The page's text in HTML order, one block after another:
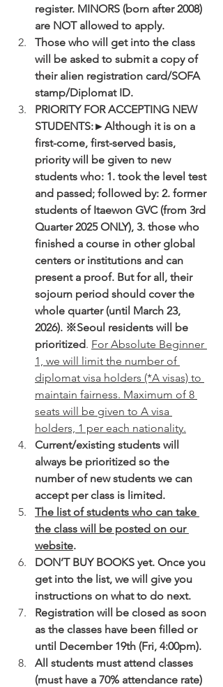
register. MINORS (born after 2008)
are NOT allowed to apply.
Those who will get into the class
will be asked to submit a copy of
their alien registration card/SOFA
stamp/Diplomat ID.
PRIORITY FOR ACCEPTING NEW
STUDENTS:►Although it is on a
first-come, first-served basis,
priority will be given to new
students who: 1. took the level test
and passed; followed by: 2. former
students of Itaewon GVC (from 3rd
Quarter 2025 ONLY), 3. those who
finished a course in other global
centers or institutions and can
present a proof. But for all, their
sojourn period should cover the
whole quarter (until March 23,
2026). ※Seoul residents will be
prioritized. For Absolute Beginner
1, we will limit the number of
diplomat visa holders (*A visas) to
maintain fairness. Maximum of 8
seats will be given to A visa
holders, 1 per each nationality.
Current/existing students will
always be prioritized so the
number of new students we can
accept per class is limited.
The list of students who can take
the class will be posted on our
website.
DON’T BUY BOOKS yet. Once you
get into the list, we will give you
instructions on what to do next.
Registration will be closed as soon
as the classes have been filled or
until December 19th (Fri, 4:00pm).
All students must attend classes
(must have a 70% attendance rate)